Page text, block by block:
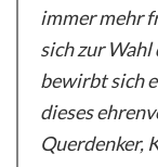
immer mehr
sich zur
bewirbt sich
dieses
Querdenker,